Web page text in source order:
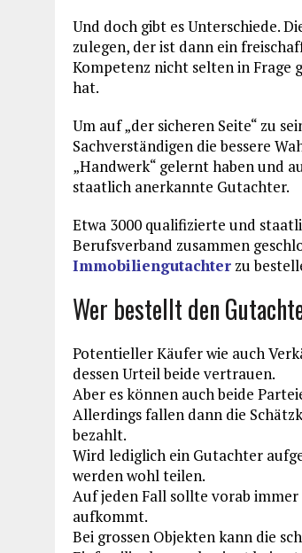
Und doch gibt es Unterschiede.
zulegen, der ist dann ein
Kompetenz nicht selten in Frage
hat.
Um auf „der sicheren Seite“ zu
Sachverständigen die bessere
„Handwerk“ gelernt haben und
staatlich anerkannte Gutachter.
Etwa 3000 qualifizierte und
Berufsverband zusammen
Immobiliengutachter zu
Wer bestellt den
Potentieller Käufer wie auch
dessen Urteil beide vertrauen.
Aber es können auch beide
Allerdings fallen dann die
bezahlt.
Wird lediglich ein Gutachter
werden wohl teilen.
Auf jeden Fall sollte vorab
aufkommt.
Bei grossen Objekten kann die